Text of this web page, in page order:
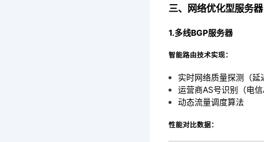
三、网络优化型服务器
1.多线BGP服务器
智能路由技术实现：
实时网络质量探测（
运营商AS号识别（电
动态流量调度算法
性能对比数据：